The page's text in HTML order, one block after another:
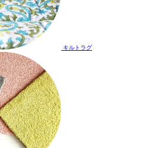
キルトラグ